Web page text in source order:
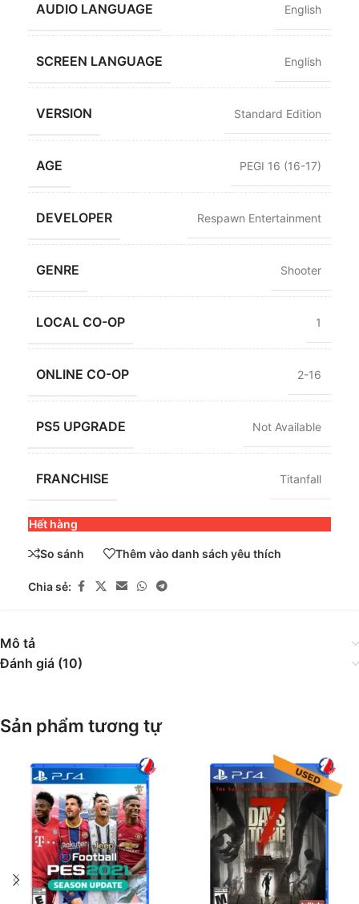
AUDIO LANGUAGE English
SCREEN LANGUAGE English
VERSION Standard Edition
AGE PEGI 16 (16-17)
DEVELOPER Respawn Entertainment
GENRE Shooter
LOCAL CO-OP 1
ONLINE CO-OP 2-16
PS5 UPGRADE Not Available
FRANCHISE Titanfall
Hết hàng
So sánh Thêm vào danh sách yêu thích
Chia sẻ:
Mô tả
Đánh giá (10)
Sản phẩm tương tự